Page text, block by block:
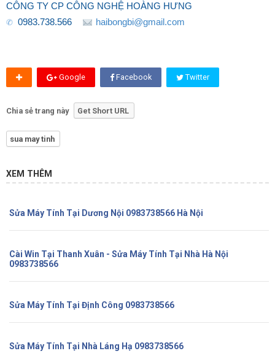
CÔNG TY CP CÔNG NGHỆ HOÀNG HƯNG
✆ 0983.738.566 haibongbi@gmail.com
Google Facebook Twitter
Chia sẻ trang này Get Short URL
sua may tinh
XEM THÊM
Sửa Máy Tính Tại Dương Nội 0983738566 Hà Nội
Cài Win Tại Thanh Xuân - Sửa Máy Tính Tại Nhà Hà Nội
0983738566
Sửa Máy Tính Tại Định Công 0983738566
Sửa Máy Tính Tại Nhà Láng Hạ 0983738566